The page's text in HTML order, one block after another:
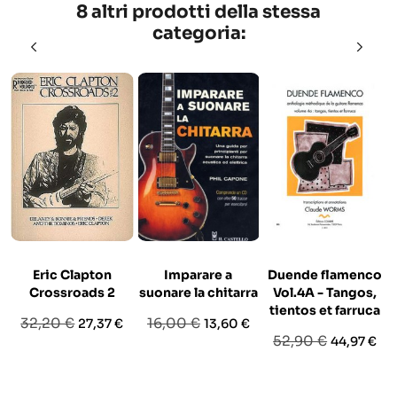
8 altri prodotti della stessa
categoria:
Eric Clapton
Crossroads 2
Prezzo
32,20 € Prezzo
27,37 €
Imparare a
suonare la chitarra
Prezzo
16,00 € Prezzo
13,60 €
Duende flamenco
Vol.4A - Tangos,
tientos et farruca
Prezzo
52,90 € Prezzo
44,97 €